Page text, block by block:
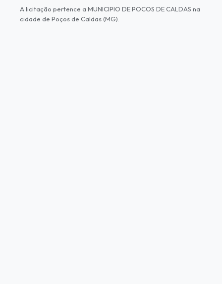
A licitação pertence a MUNICIPIO DE POCOS DE CALDAS na
cidade de Poços de Caldas (MG).